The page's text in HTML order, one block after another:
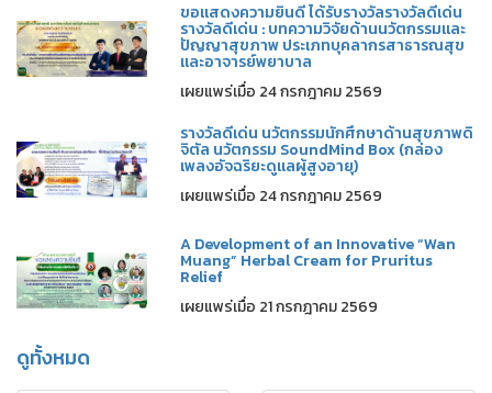
ขอแสดงความยินดี ได้รับรางวัลรางวัลดีเด่น
รางวัลดีเด่น : บทความวิจัยด้านนวัตกรรมและ
ปัญญาสุขภาพ ประเภทบุคลากรสาธารณสุข
และอาจารย์พยาบาล
เผยแพร่เมื่อ 24 กรกฎาคม 2569
รางวัลดีเด่น นวัตกรรมนักศึกษาด้านสุขภาพดิ
จิตัล นวัตกรรม SoundMind Box (กล่อง
เพลงอัจฉริยะดูแลผู้สูงอายุ)
เผยแพร่เมื่อ 24 กรกฎาคม 2569
A Development of an Innovative “Wan
Muang” Herbal Cream for Pruritus
Relief
เผยแพร่เมื่อ 21 กรกฎาคม 2569
ดูทั้งหมด